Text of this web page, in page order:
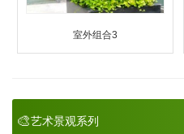
室外组合3
🎨艺术景观系列